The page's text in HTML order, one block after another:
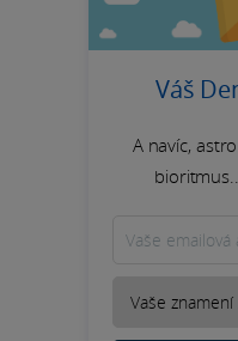
Váš
A navíc,